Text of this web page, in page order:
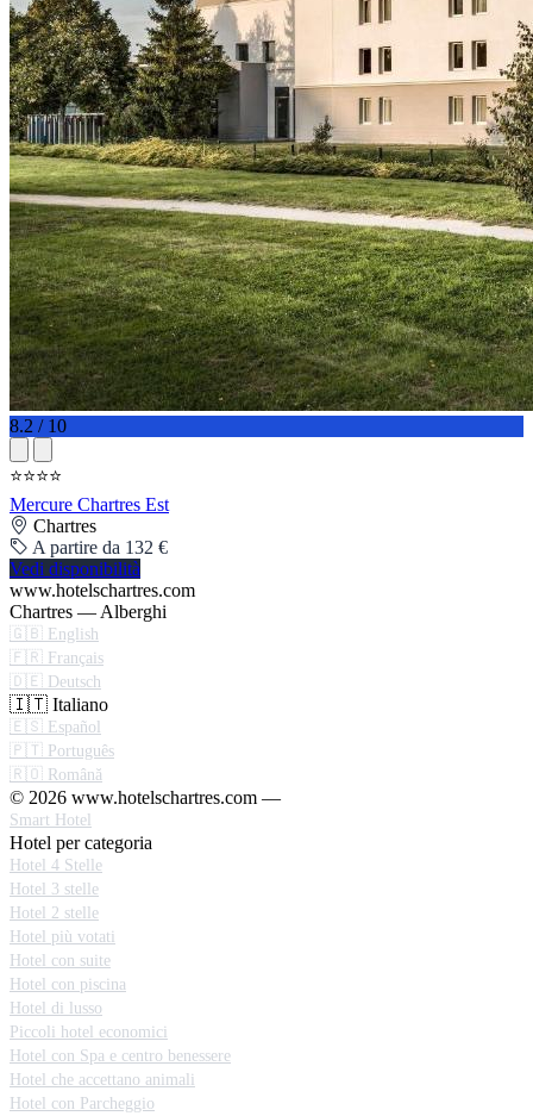
8.2 / 10
⭐⭐⭐⭐
Mercure Chartres Est
Chartres
A partire da 132 €
Vedi disponibilità
www.hotelschartres.com
Chartres — Alberghi
🇬🇧 English
🇫🇷 Français
🇩🇪 Deutsch
🇮🇹 Italiano
🇪🇸 Español
🇵🇹 Português
🇷🇴 Română
© 2026 www.hotelschartres.com —
Smart Hotel
Hotel per categoria
Hotel 4 Stelle
Hotel 3 stelle
Hotel 2 stelle
Hotel più votati
Hotel con suite
Hotel con piscina
Hotel di lusso
Piccoli hotel economici
Hotel con Spa e centro benessere
Hotel che accettano animali
Hotel con Parcheggio